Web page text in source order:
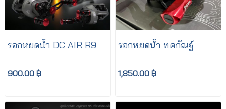
รอกหยดน้ำ DC AIR R9
900.00 ฿
รอกหยดน้ำ ทศกัณฐ์
1,850.00 ฿